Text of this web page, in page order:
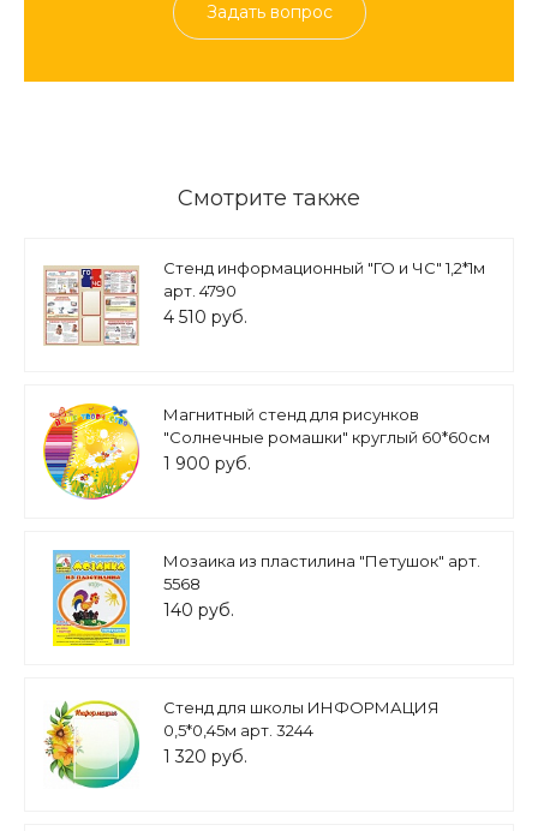
Задать вопрос
Смотрите также
Стенд информационный "ГО и ЧС" 1,2*1м
арт. 4790
4 510 руб.
Магнитный стенд для рисунков
"Солнечные ромашки" круглый 60*60см
Арт. МАГ1159
1 900 руб.
Мозаика из пластилина "Петушок" арт.
5568
140 руб.
Стенд для школы ИНФОРМАЦИЯ
0,5*0,45м арт. 3244
1 320 руб.